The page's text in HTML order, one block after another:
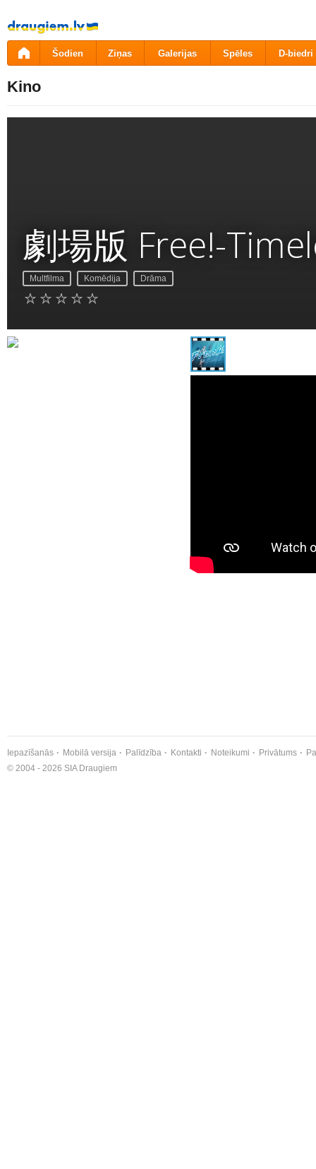
Pāriet
uz
saturu
Šodien Ziņas Galerijas Spēles D-biedri
Kino
劇場版 Free!-
Multfilma Komēdija Drāma
Iepazīšanās Mobilā versija Palīdzība Kontakti Noteikumi Privātums
© 2004 - 2026 SIA Draugiem